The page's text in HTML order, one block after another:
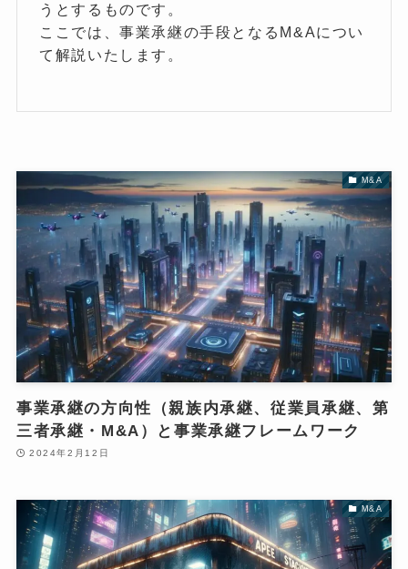
うとするものです。
ここでは、事業承継の手段となるM&Aについ
て解説いたします。
M&A
事業承継の方向性（親族内承継、従業員承継、第
三者承継・M&A）と事業承継フレームワーク
2024年2月12日
M&A